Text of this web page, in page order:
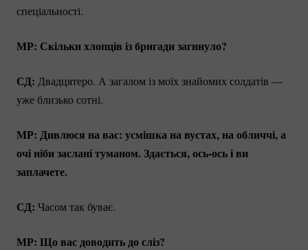
спеціальності.
МР: Скільки хлопців із бригади загинуло?
СД: Двадцятеро. А загалом із моїх знайомих солдатів —
уже близько сотні.
МР: Дивлюся на вас: усмішка на вустах, на обличчі, а
очі ніби заслані туманом. Здається,ось-осьі ви
заплачете.
СД: Часом так буває.
МР: Що вас доводить до сліз?